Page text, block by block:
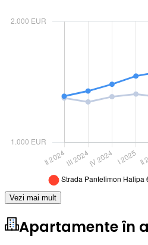
Vezi mai mult
Apartamente în